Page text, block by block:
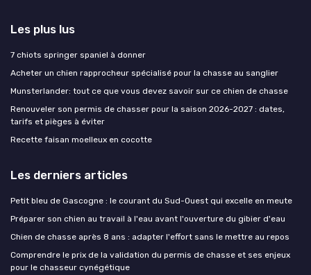
Les plus lus
7 chiots springer spaniel à donner
Acheter un chien rapprocheur spécialisé pour la chasse au sanglier
Munsterlander: tout ce que vous devez savoir sur ce chien de chasse
Renouveler son permis de chasser pour la saison 2026-2027 : dates,
tarifs et pièges à éviter
Recette faisan moelleux en cocotte
Les derniers articles
Petit bleu de Gascogne : le courant du Sud-Ouest qui excelle en meute
Préparer son chien au travail à l'eau avant l'ouverture du gibier d'eau
Chien de chasse après 8 ans : adapter l'effort sans le mettre au repos
Comprendre le prix de la validation du permis de chasse et ses enjeux
pour le chasseur cynégétique